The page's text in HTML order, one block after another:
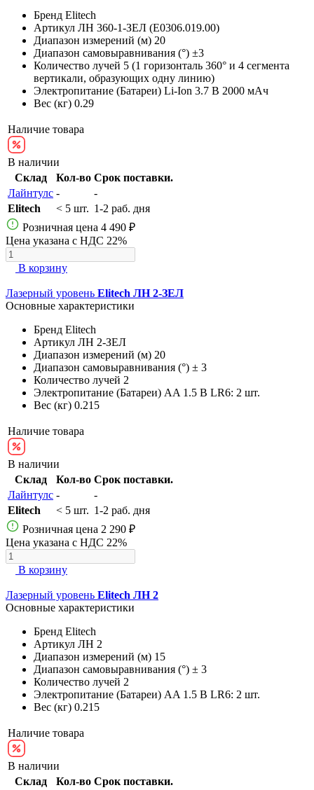
Бренд Elitech
Артикул ЛН 360-1-ЗЕЛ (E0306.019.00)
Диапазон измерений (м) 20
Диапазон самовыравнивания (°) ±3
Количество лучей 5 (1 горизонталь 360° и 4 сегмента
вертикали, образующих одну линию)
Электропитание (Батареи) Li-Ion 3.7 В 2000 мАч
Вес (кг) 0.29
Наличие товара
В наличии
Склад
Кол-во Срок поставки.
Лайнтулс -
-
Elitech
< 5 шт. 1-2 раб. дня
Розничная цена 4 490 ₽
Цена указана с НДС 22%
В корзину
Лазерный уровень Elitech ЛН 2-ЗЕЛ
Основные характеристики
Бренд Elitech
Артикул ЛН 2-ЗЕЛ
Диапазон измерений (м) 20
Диапазон самовыравнивания (°) ± 3
Количество лучей 2
Электропитание (Батареи) AA 1.5 В LR6: 2 шт.
Вес (кг) 0.215
Наличие товара
В наличии
Склад
Кол-во Срок поставки.
Лайнтулс -
-
Elitech
< 5 шт. 1-2 раб. дня
Розничная цена 2 290 ₽
Цена указана с НДС 22%
В корзину
Лазерный уровень Elitech ЛН 2
Основные характеристики
Бренд Elitech
Артикул ЛН 2
Диапазон измерений (м) 15
Диапазон самовыравнивания (°) ± 3
Количество лучей 2
Электропитание (Батареи) AA 1.5 В LR6: 2 шт.
Вес (кг) 0.215
Наличие товара
В наличии
Склад
Кол-во Срок поставки.